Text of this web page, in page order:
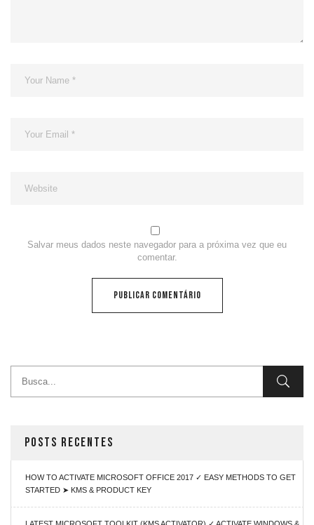
POSTS RECENTES
HOW TO ACTIVATE MICROSOFT OFFICE 2017 ✓ EASY METHODS TO GET
STARTED ➤ KMS & PRODUCT KEY
LATEST MICROSOFT TOOLKIT (KMS ACTIVATOR) ✓ ACTIVATE WINDOWS &
Salvar meus dados neste navegador para a próxima vez que eu
comentar.